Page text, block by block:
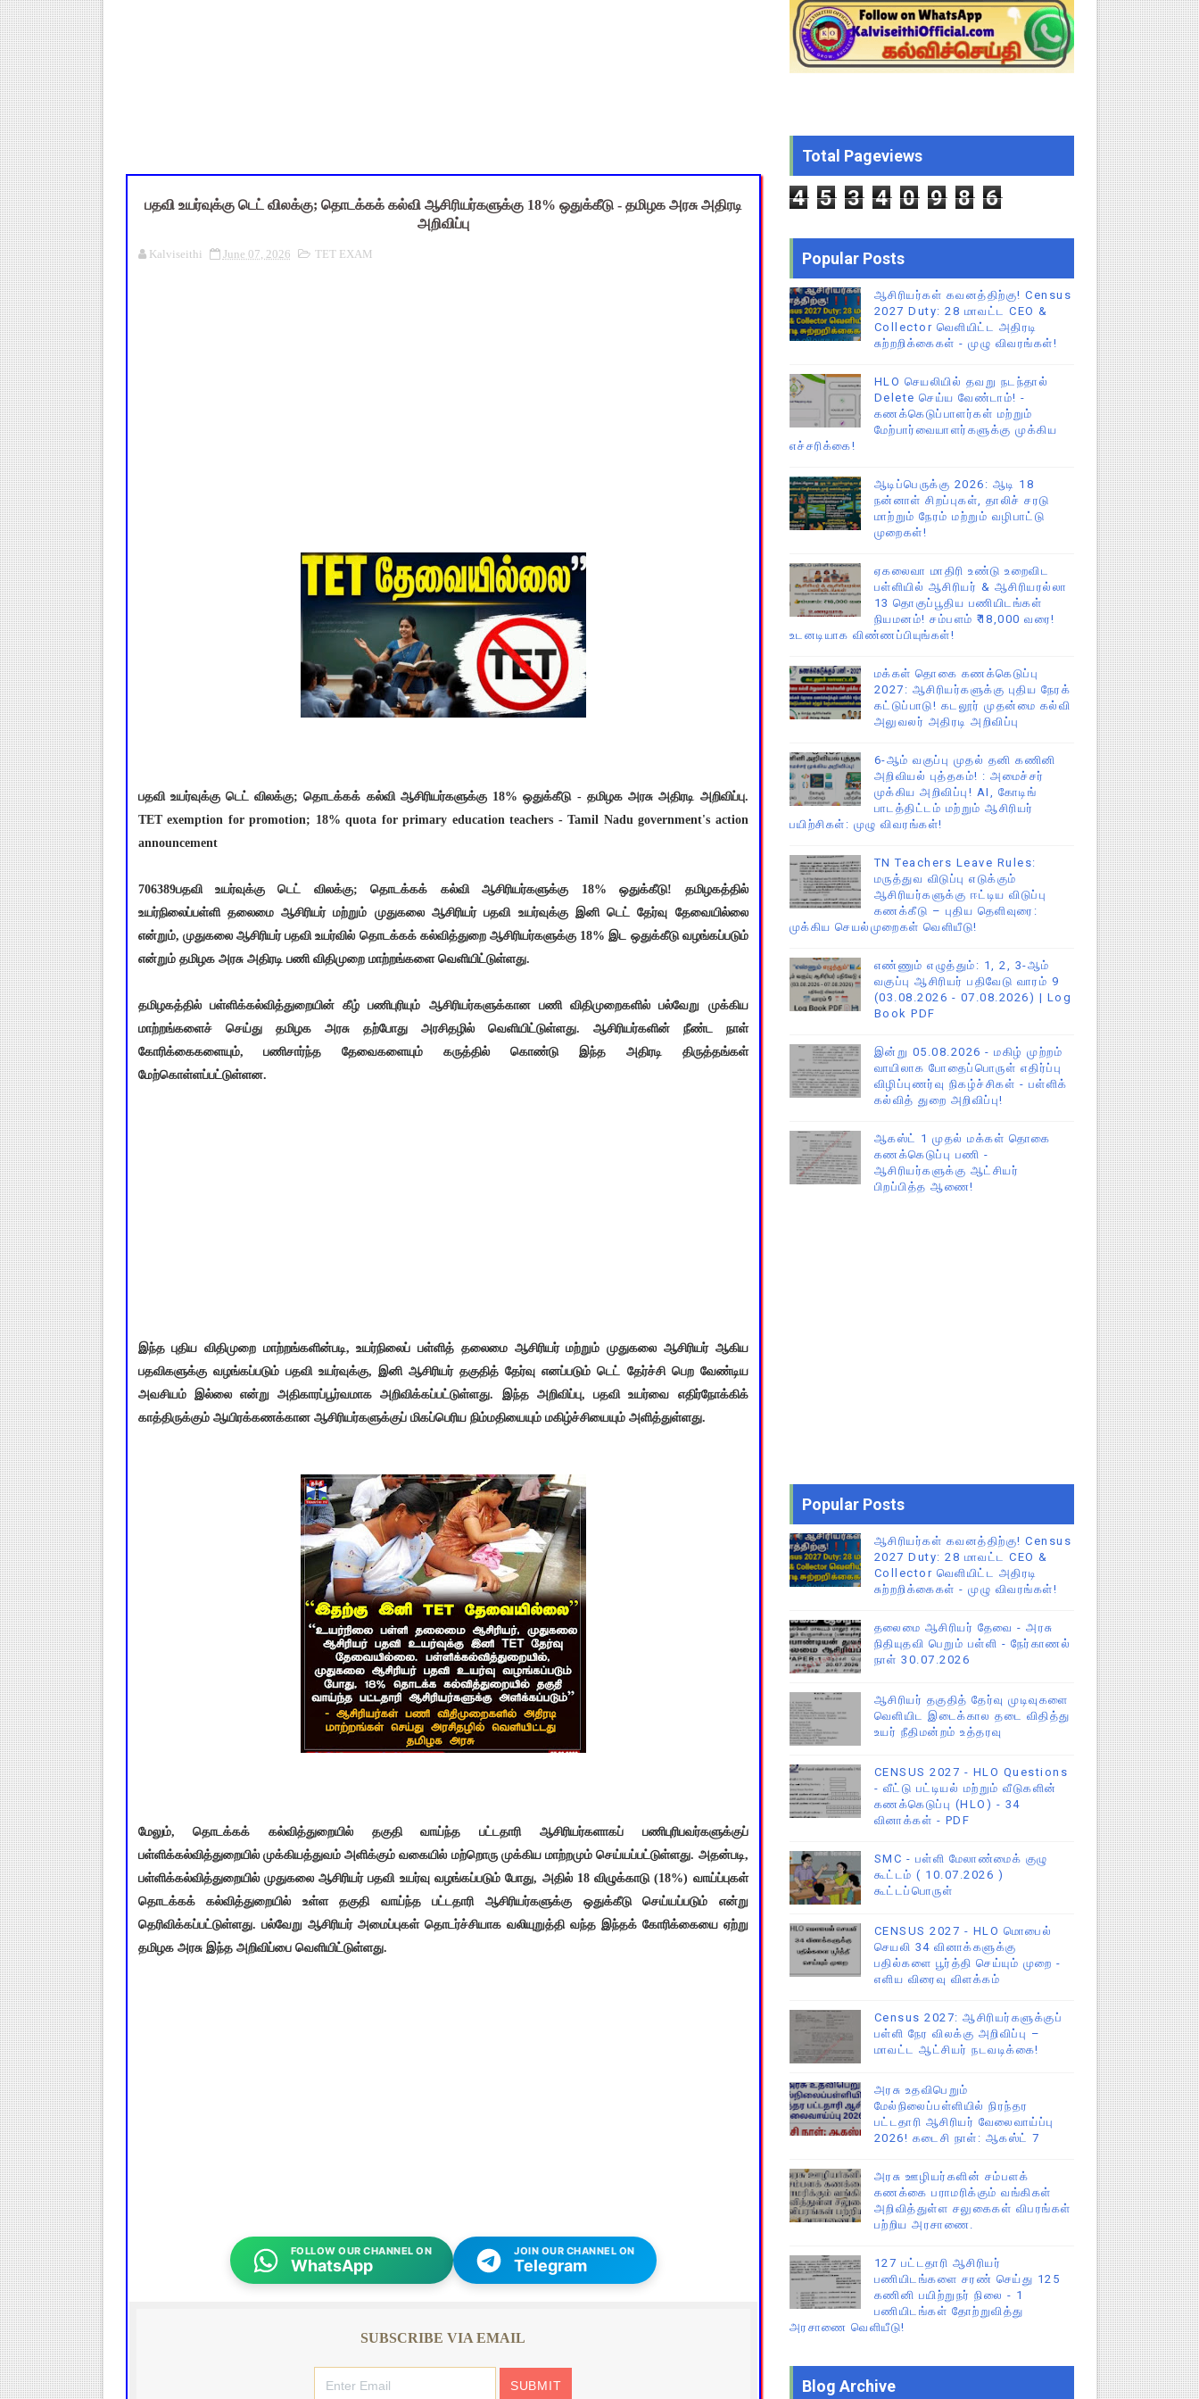
UGTRB English Unit 4 Important Questions with Answers PDF Download | ஆசிரியர் தேர்வு குறிப்புகள்
TN Teachers Leave Rules: மருத்துவ விடுப்பு எடுக்கும் ஆசிரியர்களுக்கு ஈட்டிய விடுப்பு கணக்கீடு – புதிய தெளிவுரை: முக்கிய செயல்முறைகள் வெளியீடு!
பதவி உயர்வுக்கு டெட் விலக்கு; தொடக்கக் கல்வி ஆசிரியர்களுக்கு 18% ஒதுக்கீடு - தமிழக அரசு அதிரடி
அறிவிப்பு
Kalviseithi June 07, 2026 TET EXAM
பதவி உயர்வுக்கு டெட் விலக்கு; தொடக்கக் கல்வி ஆசிரியர்களுக்கு 18% ஒதுக்கீடு - தமிழக அரசு அதிரடி அறிவிப்பு.
TET exemption for promotion; 18% quota for primary education teachers - Tamil Nadu government's action
announcement
706389பதவி உயர்வுக்கு டெட் விலக்கு; தொடக்கக் கல்வி ஆசிரியர்களுக்கு 18% ஒதுக்கீடு! தமிழகத்தில்
உயர்நிலைப்பள்ளி தலைமை ஆசிரியர் மற்றும் முதுகலை ஆசிரியர் பதவி உயர்வுக்கு இனி டெட் தேர்வு தேவையில்லை
என்றும், முதுகலை ஆசிரியர் பதவி உயர்வில் தொடக்கக் கல்வித்துறை ஆசிரியர்களுக்கு 18% இட ஒதுக்கீடு வழங்கப்படும்
என்றும் தமிழக அரசு அதிரடி பணி விதிமுறை மாற்றங்களை வெளியிட்டுள்ளது.
தமிழகத்தில் பள்ளிக்கல்வித்துறையின் கீழ் பணிபுரியும் ஆசிரியர்களுக்கான பணி விதிமுறைகளில் பல்வேறு முக்கிய
மாற்றங்களைச் செய்து தமிழக அரசு தற்போது அரசிதழில் வெளியிட்டுள்ளது. ஆசிரியர்களின் நீண்ட நாள்
கோரிக்கைகளையும், பணிசார்ந்த தேவைகளையும் கருத்தில் கொண்டு இந்த அதிரடி திருத்தங்கள்
மேற்கொள்ளப்பட்டுள்ளன.
இந்த புதிய விதிமுறை மாற்றங்களின்படி, உயர்நிலைப் பள்ளித் தலைமை ஆசிரியர் மற்றும் முதுகலை ஆசிரியர் ஆகிய
பதவிகளுக்கு வழங்கப்படும் பதவி உயர்வுக்கு, இனி ஆசிரியர் தகுதித் தேர்வு எனப்படும் டெட் தேர்ச்சி பெற வேண்டிய
அவசியம் இல்லை என்று அதிகாரப்பூர்வமாக அறிவிக்கப்பட்டுள்ளது. இந்த அறிவிப்பு, பதவி உயர்வை எதிர்நோக்கிக்
காத்திருக்கும் ஆயிரக்கணக்கான ஆசிரியர்களுக்குப் மிகப்பெரிய நிம்மதியையும் மகிழ்ச்சியையும் அளித்துள்ளது.
மேலும், தொடக்கக் கல்வித்துறையில் தகுதி வாய்ந்த பட்டதாரி ஆசிரியர்களாகப் பணிபுரிபவர்களுக்குப்
பள்ளிக்கல்வித்துறையில் முக்கியத்துவம் அளிக்கும் வகையில் மற்றொரு முக்கிய மாற்றமும் செய்யப்பட்டுள்ளது. அதன்படி,
பள்ளிக்கல்வித்துறையில் முதுகலை ஆசிரியர் பதவி உயர்வு வழங்கப்படும் போது, அதில் 18 விழுக்காடு (18%) வாய்ப்புகள்
தொடக்கக் கல்வித்துறையில் உள்ள தகுதி வாய்ந்த பட்டதாரி ஆசிரியர்களுக்கு ஒதுக்கீடு செய்யப்படும் என்று
தெரிவிக்கப்பட்டுள்ளது. பல்வேறு ஆசிரியர் அமைப்புகள் தொடர்ச்சியாக வலியுறுத்தி வந்த இந்தக் கோரிக்கையை ஏற்று
தமிழக அரசு இந்த அறிவிப்பை வெளியிட்டுள்ளது.
FOLLOW OUR CHANNEL ON
WhatsApp
JOIN OUR CHANNEL ON
Telegram
SUBSCRIBE VIA EMAIL
Total Pageviews
4 5 3 4 0 9 8 6
Popular Posts
ஆசிரியர்கள் கவனத்திற்கு! Census
2027 Duty: 28 மாவட்ட CEO &
Collector வெளியிட்ட அதிரடி
சுற்றறிக்கைகள் - முழு விவரங்கள்!
HLO செயலியில் தவறு நடந்தால்
Delete செய்ய வேண்டாம்! -
கணக்கெடுப்பாளர்கள் மற்றும்
மேற்பார்வையாளர்களுக்கு முக்கிய
எச்சரிக்கை!
ஆடிப்பெருக்கு 2026: ஆடி 18
நன்னாள் சிறப்புகள், தாலிச் சரடு
மாற்றும் நேரம் மற்றும் வழிபாட்டு
முறைகள்!
ஏகலைவா மாதிரி உண்டு உறைவிட
பள்ளியில் ஆசிரியர் & ஆசிரியரல்லா
13 தொகுப்பூதிய பணியிடங்கள்
நியமனம்! சம்பளம் ₹18,000 வரை!
உடனடியாக விண்ணப்பியுங்கள்!
மக்கள் தொகை கணக்கெடுப்பு
2027: ஆசிரியர்களுக்கு புதிய நேரக்
கட்டுப்பாடு! கடலூர் முதன்மை கல்வி
அலுவலர் அதிரடி அறிவிப்பு
6-ஆம் வகுப்பு முதல் தனி கணினி
அறிவியல் புத்தகம்! : அமைச்சர்
முக்கிய அறிவிப்பு! AI, கோடிங்
பாடத்திட்டம் மற்றும் ஆசிரியர்
பயிற்சிகள்: முழு விவரங்கள்!
TN Teachers Leave Rules:
மருத்துவ விடுப்பு எடுக்கும்
ஆசிரியர்களுக்கு ஈட்டிய விடுப்பு
கணக்கீடு – புதிய தெளிவுரை:
முக்கிய செயல்முறைகள் வெளியீடு!
எண்ணும் எழுத்தும்: 1, 2, 3-ஆம்
வகுப்பு ஆசிரியர் பதிவேடு வாரம் 9
(03.08.2026 - 07.08.2026) | Log
Book PDF
இன்று 05.08.2026 - மகிழ் முற்றம்
வாயிலாக போதைப்பொருள் எதிர்ப்பு
விழிப்புணர்வு நிகழ்ச்சிகள் - பள்ளிக்
கல்வித் துறை அறிவிப்பு!
ஆகஸ்ட் 1 முதல் மக்கள் தொகை
கணக்கெடுப்பு பணி -
ஆசிரியர்களுக்கு ஆட்சியர்
பிறப்பித்த ஆணை!
Popular Posts
ஆசிரியர்கள் கவனத்திற்கு! Census
2027 Duty: 28 மாவட்ட CEO &
Collector வெளியிட்ட அதிரடி
சுற்றறிக்கைகள் - முழு விவரங்கள்!
தலைமை ஆசிரியர் தேவை - அரசு
நிதியுதவி பெறும் பள்ளி - நேர்காணல்
நாள் 30.07.2026
ஆசிரியர் தகுதித் தேர்வு முடிவுகளை
வெளியிட இடைக்கால தடை விதித்து
உயர் நீதிமன்றம் உத்தரவு
CENSUS 2027 - HLO Questions
- வீட்டு பட்டியல் மற்றும் வீடுகளின்
கணக்கெடுப்பு (HLO) - 34
வினாக்கள் - PDF
SMC - பள்ளி மேலாண்மைக் குழு
கூட்டம் ( 10.07.2026 )
கூட்டப்பொருள்
CENSUS 2027 - HLO மொபைல்
செயலி 34 வினாக்களுக்கு
பதில்களை பூர்த்தி செய்யும் முறை -
எளிய விரைவு விளக்கம்
Census 2027: ஆசிரியர்களுக்குப்
பள்ளி நேர விலக்கு அறிவிப்பு –
மாவட்ட ஆட்சியர் நடவடிக்கை!
அரசு உதவிபெறும்
மேல்நிலைப்பள்ளியில் நிரந்தர
பட்டதாரி ஆசிரியர் வேலைவாய்ப்பு
2026! கடைசி நாள்: ஆகஸ்ட் 7
அரசு ஊழியர்களின் சம்பளக்
கணக்கை பராமரிக்கும் வங்கிகள்
அறிவித்துள்ள சலுகைகள் விபரங்கள்
பற்றிய அரசாணை.
127 பட்டதாரி ஆசிரியர்
பணியிடங்களை சரண் செய்து 125
கணினி பயிற்றுநர் நிலை - 1
பணியிடங்கள் தோற்றுவித்து
அரசாணை வெளியீடு!
Blog Archive